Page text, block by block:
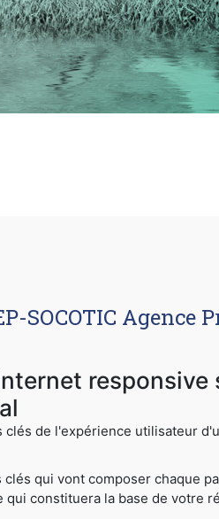
SOCOTIC Agence
responsive
de l'expérience utilisateur
qui vont composer chaque
constituera la base de votre